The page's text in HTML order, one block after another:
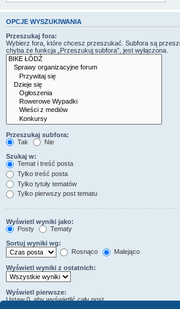
OPCJE WYSZUKIWANIA
Przeszukaj fora:
Wybierz fora, które chcesz przeszukać. Subfora są
chyba że funkcja „Przeszukuj subfora”, jest wyłączona.
Przeszukaj subfora:
Tak
Nie
Szukaj w:
Temat i treść posta
Tylko treść posta
Tylko tytuły tematów
Tylko pierwszy post tematu
Wyświetl wyniki jako:
Posty
Tematy
Sortuj wyniki wg:
Rosnąco
Malejąco
Wyświetl wyniki z ostatnich:
Wyświetl pierwsze:
Ustaw 0, aby wyświetlić cały post.